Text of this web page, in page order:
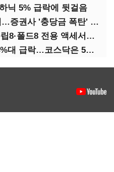
닉 5% 급락에 뒷걸음
국고채 담합 과징금 철퇴…증권사 '충당금 폭탄' 우려
엑스플러스, 갤럭시 Z 플립8·폴드8 전용 액세서리 출시
코스피, 반도체 쇼크에 4%대 급락…코스닥은 5거래일째 상승